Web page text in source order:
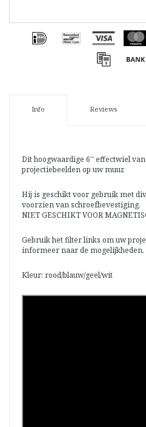
Info Reviews
Dit hoogwaardige 6'' effectwiel
projectiebeelden op uw muur.
Hij is geschikt voor gebruik met
voorzien van schroefbevestiging.
NIET GESCHIKT VOOR
Gebruik het filter links om uw
informeer naar de mogelijkheden.
Kleur: rood/blauw/geel/wit